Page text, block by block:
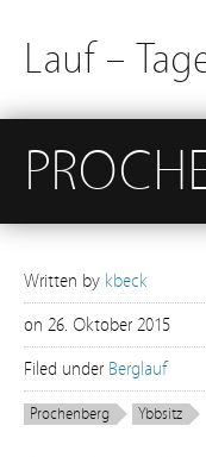
Lauf –
Written by kbeck
on 26. Oktober 2015
Filed under Berglauf
Prochenberg Ybbsitz